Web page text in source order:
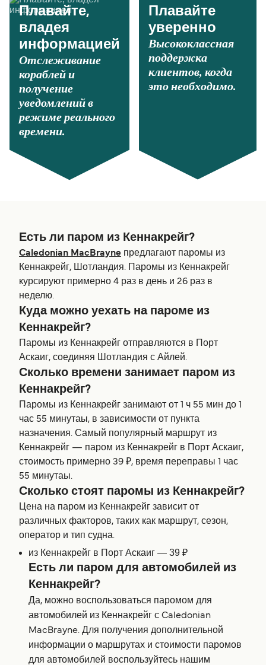
Плавайте,
владея
информацией
Отслеживание
кораблей и
получение
уведомлений в
режиме реального
времени.
Плавайте
уверенно
Высококлассная
поддержка
клиентов, когда
это необходимо.
Есть ли паром из Кеннакрейг?
Caledonian MacBrayne предлагают паромы из
Кеннакрейг, Шотландия. Паромы из Кеннакрейг
курсируют примерно 4 раз в день и 26 раз в
неделю.
Куда можно уехать на пароме из
Кеннакрейг?
Паромы из Кеннакрейг отправляются в Порт
Аскаиг, соединяя Шотландия с Айлей.
Сколько времени занимает паром из
Кеннакрейг?
Паромы из Кеннакрейг занимают от 1 ч 55 мин до 1
час 55 минутаы, в зависимости от пункта
назначения. Самый популярный маршрут из
Кеннакрейг — паром из Кеннакрейг в Порт Аскаиг,
стоимость примерно 39 ₽, время переправы 1 час
55 минутаы.
Сколько стоят паромы из Кеннакрейг?
Цена на паром из Кеннакрейг зависит от
различных факторов, таких как маршрут, сезон,
оператор и тип судна.
из Кеннакрейг в Порт Аскаиг — 39 ₽
Есть ли паром для автомобилей из
Кеннакрейг?
Да, можно воспользоваться паромом для
автомобилей из Кеннакрейг с Caledonian
MacBrayne. Для получения дополнительной
информации о маршрутах и стоимости паромов
для автомобилей воспользуйтесь нашим